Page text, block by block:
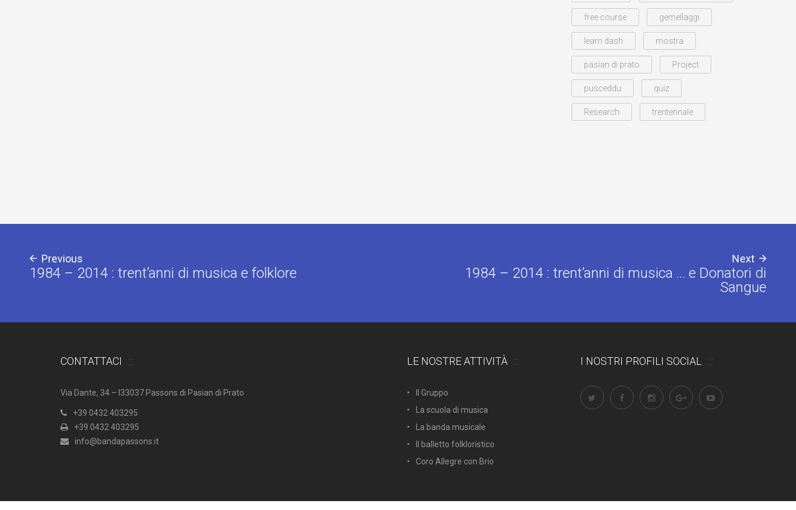
Previous
1984 – 2014 : trent’anni di musica e folklore
Next
1984 – 2014 : trent’anni di musica … e Donatori di
Sangue
free course gemellaggi
learn dash mostra
pasian di prato Project
pusceddu quiz
Research trentennale
CONTATTACI
Via Dante, 34 – I33037 Passons di Pasian di Prato
+39 0432 403295
+39 0432 403295
info@bandapassons.it
LE NOSTRE ATTIVITÀ
Il Gruppo
La scuola di musica
La banda musicale
Il balletto folkloristico
Coro Allegre con Brio
I NOSTRI PROFILI SOCIAL